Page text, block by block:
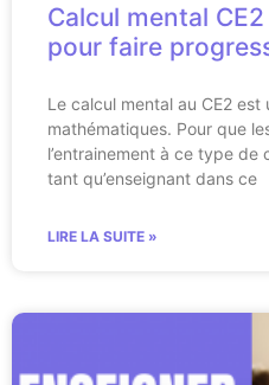
Calcul mental
pour faire
Le calcul mental au CE2
mathématiques. Pour que
l’entrainement à ce type de
tant qu’enseignant dans ce
LIRE LA SUITE »